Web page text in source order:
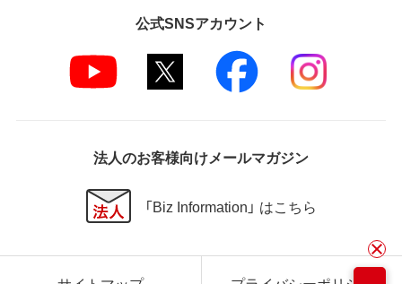
公式SNSアカウント
法人のお客様向けメールマガジン
「Biz Information」 はこちら